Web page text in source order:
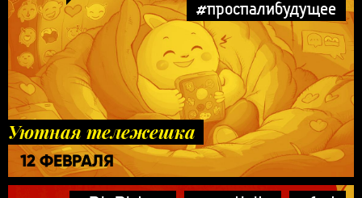
#проспалибудущее
Уютная тележешка
12 ФЕВРАЛЯ